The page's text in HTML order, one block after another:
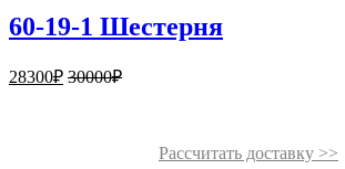
60-19-1 Шестерня
28300₽ 30000₽
Рассчитать доставку >>